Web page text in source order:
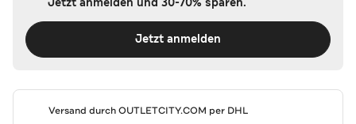
Jetzt anmelden
Versand durchOUTLETCITY.COM per DHL